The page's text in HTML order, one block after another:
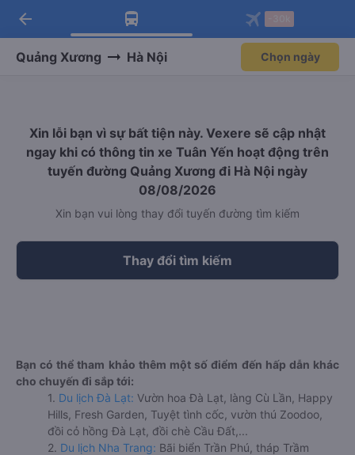
Tải app Vexere ngay!
Nhận ưu đãi thành viên độc
Mở app
Tải app Vexere
-30k/ghế khi đặt vé máy bay qua
Mở app
arrow_back
Quảng Xương Hà Nội Chọn ngày
Xin lỗi bạn vì sự bất tiện này. Vexere sẽ cập nhật
ngay khi có thông tin xe Tuân Yến hoạt động trên
tuyến đường Quảng Xương đi Hà Nội ngày
08/08/2026
Xin bạn vui lòng thay đổi tuyến đường tìm kiếm
Thay đổi tìm kiếm
Bạn có thể tham khảo thêm một số điểm đến hấp dẫn khác
cho chuyến đi sắp tới:
1. Du lịch Đà Lạt: Vườn hoa Đà Lạt, làng Cù Lần, Happy
Hills, Fresh Garden, Tuyệt tình cốc, vườn thú Zoodoo,
đồi cỏ hồng Đà Lạt, đồi chè Cầu Đất,...
2. Du lịch Nha Trang: Bãi biển Trần Phú, tháp Trầm